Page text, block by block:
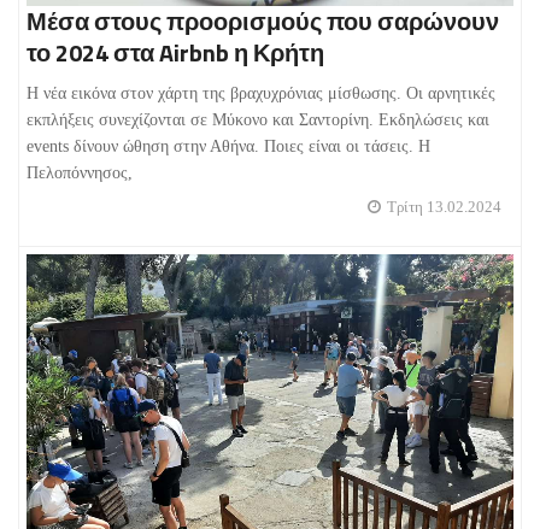
Μέσα στους προορισμούς που σαρώνουν
το 2024 στα Airbnb η Κρήτη
Η νέα εικόνα στον χάρτη της βραχυχρόνιας μίσθωσης. Οι αρνητικές
εκπλήξεις συνεχίζονται σε Μύκονο και Σαντορίνη. Εκδηλώσεις και
events δίνουν ώθηση στην Αθήνα. Ποιες είναι οι τάσεις. Η
Πελοπόννησος,
Τρίτη 13.02.2024